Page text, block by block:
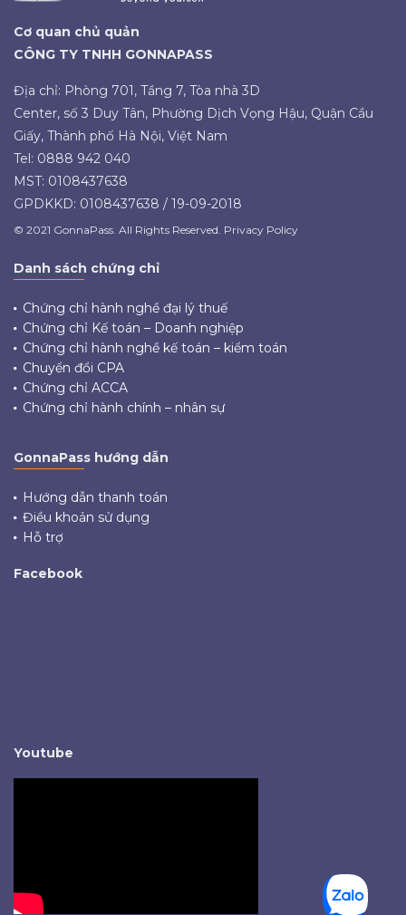
Cơ quan chủ quản
CÔNG TY TNHH GONNAPASS
Địa chỉ: Phòng 701, Tầng 7, Tòa nhà 3D
Center, số 3 Duy Tân, Phường Dịch Vọng Hậu, Quận Cầu
Giấy, Thành phố Hà Nội, Việt Nam
Tel: 0888 942 040
MST: 0108437638
GPDKKD: 0108437638 / 19-09-2018
© 2021 GonnaPass. All Rights Reserved. Privacy Policy
Danh sách chứng chỉ
Chứng chỉ hành nghề đại lý thuế
Chứng chỉ Kế toán – Doanh nghiệp
Chứng chỉ hành nghề kế toán – kiểm toán
Chuyển đổi CPA
Chứng chỉ ACCA
Chứng chỉ hành chính – nhân sự
GonnaPass hướng dẫn
Hướng dẫn thanh toán
Điều khoản sử dụng
Hỗ trợ
Facebook
Youtube